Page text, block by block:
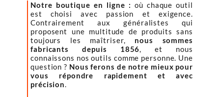
Notre boutique en ligne : où chaque outil
est choisi avec passion et exigence.
Contrairement aux généralistes qui
proposent une multitude de produits sans
toujours les maîtriser, nous sommes
fabricants depuis 1856, et nous
connaissons nos outils comme personne. Une
question ? Nous ferons de notre mieux pour
vous répondre rapidement et avec
précision.